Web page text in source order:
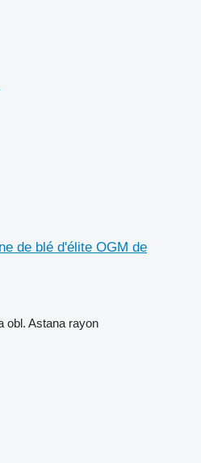
de blé d'élite OGM de
obl. Astana rayon